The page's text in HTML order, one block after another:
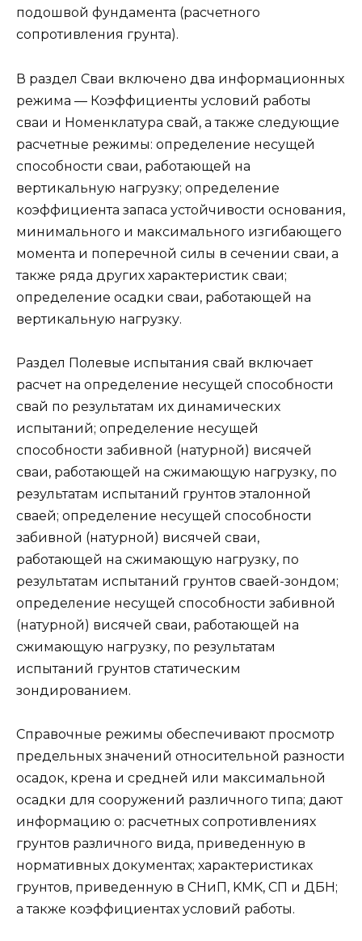
подошвой фундамента (расчетного
сопротивления грунта).
В раздел Сваи включено два информационных
режима — Коэффициенты условий работы
сваи и Номенклатура свай, а также следующие
расчетные режимы: определение несущей
способности сваи, работающей на
вертикальную нагрузку; определение
коэффициента запаса устойчивости основания,
минимального и максимального изгибающего
момента и поперечной силы в сечении сваи, а
также ряда других характеристик сваи;
определение осадки сваи, работающей на
вертикальную нагрузку.
Раздел Полевые испытания свай включает
расчет на определение несущей способности
свай по результатам их динамических
испытаний; определение несущей
способности забивной (натурной) висячей
сваи, работающей на сжимающую нагрузку, по
результатам испытаний грунтов эталонной
сваей; определение несущей способности
забивной (натурной) висячей сваи,
работающей на сжимающую нагрузку, по
результатам испытаний грунтов сваей-зондом;
определение несущей способности забивной
(натурной) висячей сваи, работающей на
сжимающую нагрузку, по результатам
испытаний грунтов статическим
зондированием.
Справочные режимы обеспечивают просмотр
предельных значений относительной разности
осадок, крена и средней или максимальной
осадки для сооружений различного типа; дают
информацию о: расчетных сопротивлениях
грунтов различного вида, приведенную в
нормативных документах; характеристиках
грунтов, приведенную в СНиП, KMK, СП и ДБН;
а также коэффициентах условий работы.